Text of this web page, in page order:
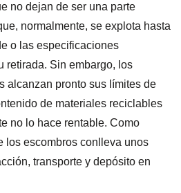
no dejan de ser una parte
normalmente, se explota hasta
o las especificaciones
retirada. Sin embargo, los
alcanzan pronto sus límites de
de materiales reciclables
no lo hace rentable. Como
los escombros conlleva unos
transporte y depósito en